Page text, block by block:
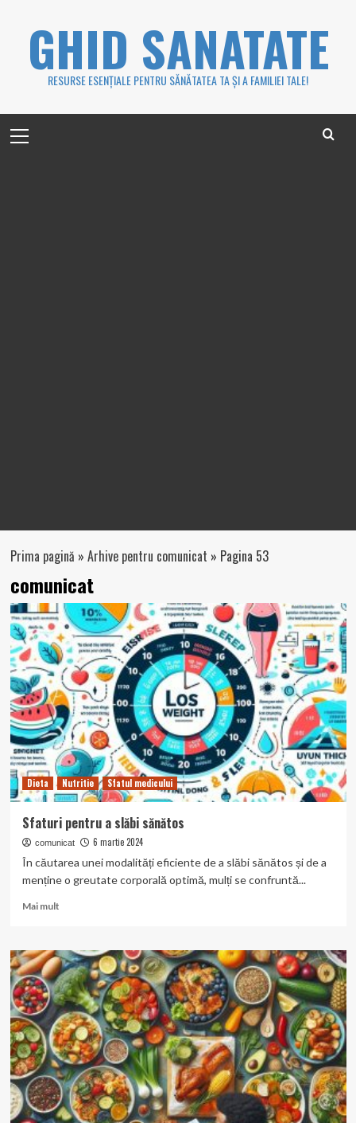
GHID SANATATE
RESURSE ESENȚIALE PENTRU SĂNĂTATEA TA ȘI A FAMILIEI TALE!
Menu
Prima pagină » Arhive pentru comunicat » Pagina 53
comunicat
Dieta Nutritie Sfatul medicului
Sfaturi pentru a slăbi sănătos
comunicat 6 martie 2024
În căutarea unei modalități eficiente de a slăbi sănătos și de a
menține o greutate corporală optimă, mulți se confruntă...
Mai multRead
Sfaturi
pentru
a
slăbi
sănătos